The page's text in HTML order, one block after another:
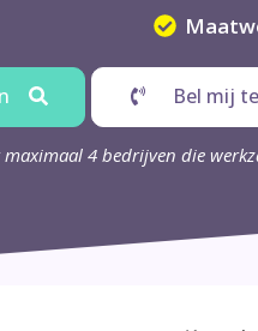
Bel mij
4 bedrijven die